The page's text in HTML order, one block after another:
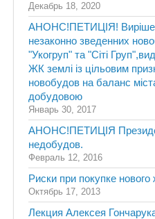
Декабрь 18, 2020
АНОНС!ПЕТИЦІЯ!
незаконно зведенних
"Укогруп" та "Сіті
ЖК землі із цільовим
новобудов на баланс
добудовою
Январь 30, 2017
АНОНС!ПЕТИЦІЯ
недобудов.
Февраль 12, 2016
Риски при покупке нового
Октябрь 17, 2013
Лекция Алексея